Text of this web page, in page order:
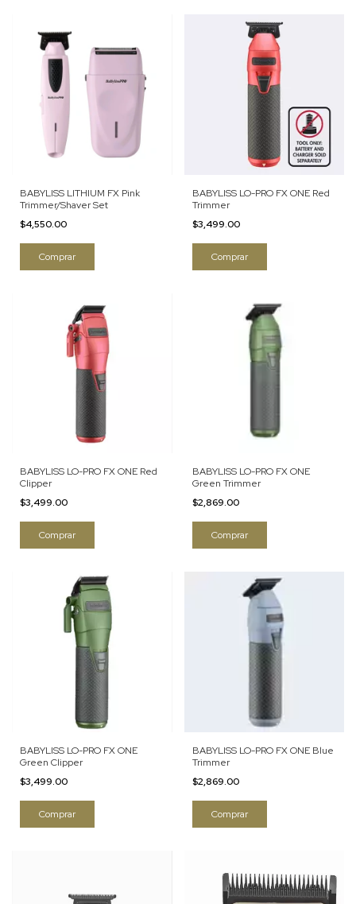
BABYLISS LITHIUM FX Pink
Trimmer/Shaver Set
$4,550.00
BABYLISS LO-PRO FX ONE Red
Trimmer
$3,499.00
BABYLISS LO-PRO FX ONE Red
Clipper
$3,499.00
BABYLISS LO-PRO FX ONE
Green Trimmer
$2,869.00
BABYLISS LO-PRO FX ONE
Green Clipper
$3,499.00
BABYLISS LO-PRO FX ONE Blue
Trimmer
$2,869.00